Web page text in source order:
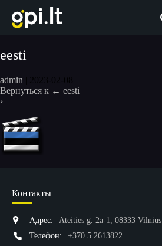
содержимому
eesti
admin
Вернуться к ← eesti
›
Контакты
Адрес:
Ateities g. 2a-1, 08333 Vilnius
Телефон:
+370 5 2613822